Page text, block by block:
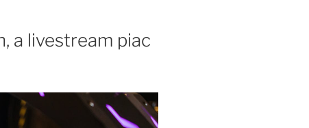
a livestream piac